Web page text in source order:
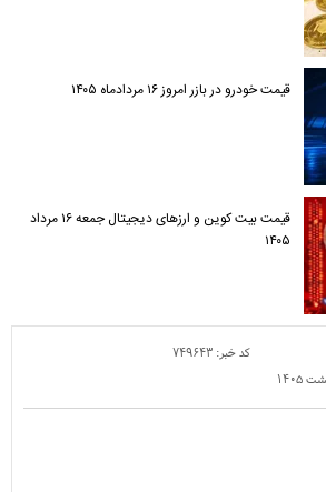
قیمت خودرو در بازر امروز ۱۶ مردادماه ۱۴۰۵
قیمت بیت کوین و ارز‌های دیجیتال جمعه ۱۶ مرداد
۱۴۰۵
کد خبر: ۷۴۹۶۴۳